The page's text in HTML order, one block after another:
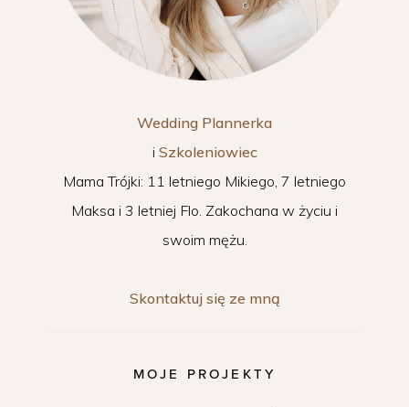
Wedding Plannerka
i Szkoleniowiec
Mama Trójki: 11 letniego Mikiego, 7 letniego
Maksa i 3 letniej Flo. Zakochana w życiu i
swoim mężu.
Skontaktuj się ze mną
MOJE PROJEKTY